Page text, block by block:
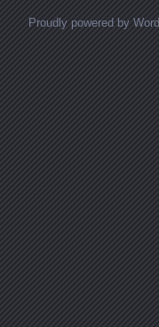
Proudly powered by